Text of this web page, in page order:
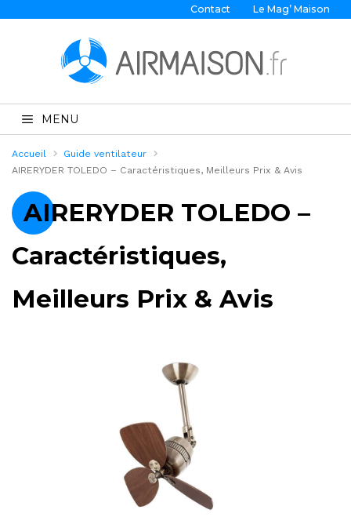
Contact Le Mag’ Maison
MENU
Accueil
Guide ventilateur
AIRERYDER TOLEDO – Caractéristiques, Meilleurs Prix & Avis
AIRERYDER TOLEDO –
Caractéristiques,
Meilleurs Prix & Avis